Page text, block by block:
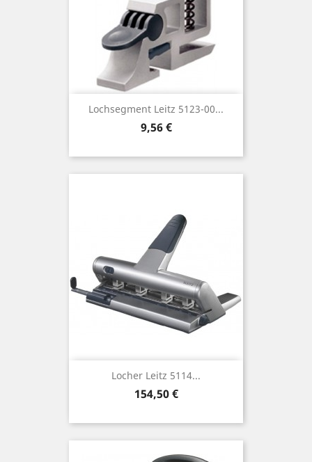
Lochsegment Leitz 5123-00...
Preis
9,56 €
Locher Leitz 5114...
Preis
154,50 €